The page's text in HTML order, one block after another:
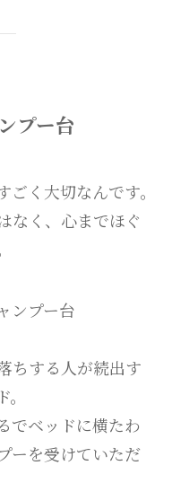
プー台
く大切なんです。
なく、心までほぐ
ンプー台
ちする人が続出す
でベッドに横たわ
ーを受けていただ